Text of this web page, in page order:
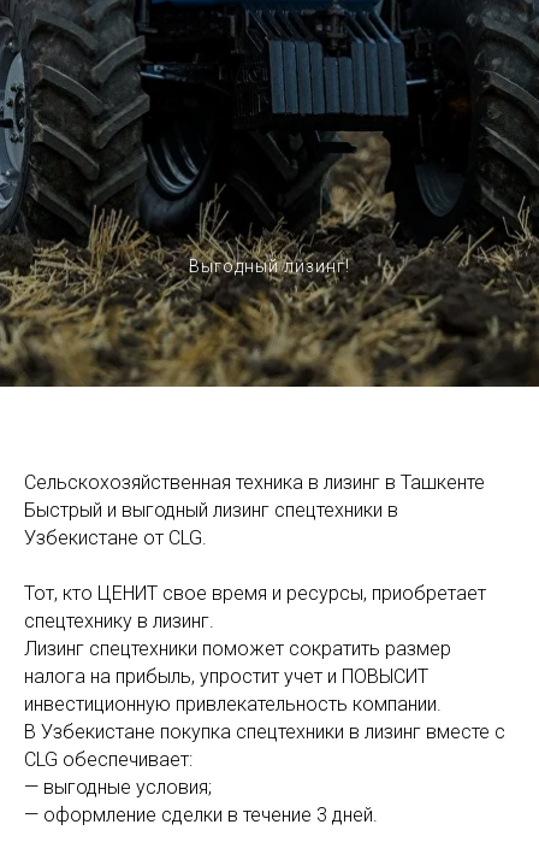
Выгодный лизинг!
Сельскохозяйственная техника в лизинг в Ташкенте
Быстрый и выгодный лизинг спецтехники в
Узбекистане от CLG.
Тот, кто ЦЕНИТ свое время и ресурсы, приобретает
спецтехнику в лизинг.
Лизинг спецтехники поможет сократить размер
налога на прибыль, упростит учет и ПОВЫСИТ
инвестиционную привлекательность компании.
В Узбекистане покупка спецтехники в лизинг вместе с
CLG обеспечивает:
— выгодные условия;
— оформление сделки в течение 3 дней.